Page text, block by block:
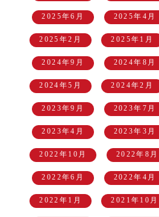
2025年6月 2025年4月
2025年2月 2025年1月
2024年9月 2024年8月
2024年5月 2024年2月
2023年9月 2023年7月
2023年4月 2023年3月
2022年10月 2022年8月
2022年6月 2022年4月
2022年1月 2021年10月